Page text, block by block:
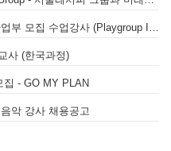
[채용공고] 대교 홍콩법인 트니트니 사업부 모집 수업강사 (Playgroup Instructor)
사 (한국과정)
집 - GO MY PLAN
악 강사 채용공고